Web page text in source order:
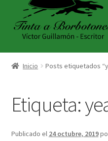
INICIO
TIENDA
BLOG
Inicio Posts etiquetados
Etiqueta:
Publicado el 24 octubre, 2019